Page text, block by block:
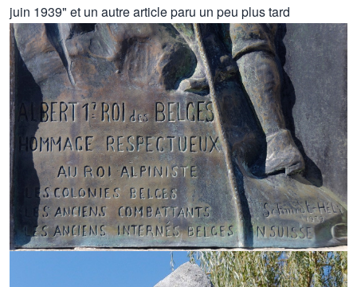
juin 1939" et un autre article paru un peu plus tard